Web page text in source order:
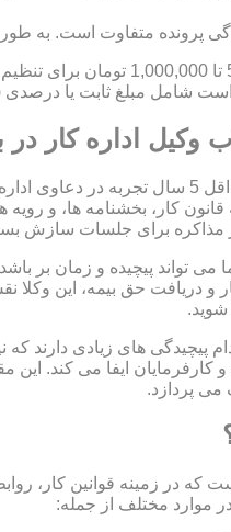
پرونده متفاوت است. به
مبلغ ثابت یا درصدی (10-15%) از مبلغ توافق شده
وکیل اداره کار
کنید.
قانون کار، بخشنامه ها، و
مذاکره برای جلسات سازش
می تواند پیچیده و زمان بر
و دریافت حق بیمه، این
پیچیدگی های زیادی دارند
ایفا می کند. این
می پردازد.
در زمینه قوانین کار،
در موارد مختلف از جمله: